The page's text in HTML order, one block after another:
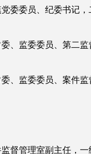
委委员、纪委书记
、监委委员、第二
、监委委员、案件
督管理室副主任，